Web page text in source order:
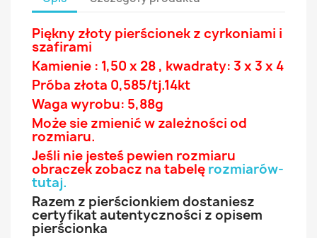
Piękny złoty pierścionek z cyrkoniami i
szafirami
Kamienie : 1,50 x 28 , kwadraty: 3 x 3 x 4
Próba złota 0,585/tj.14kt
Waga wyrobu: 5,88g
Może sie zmienić w zależności od
rozmiaru.
Jeśli nie jesteś pewien rozmiaru
obraczek zobacz na tabelę rozmiarów-
tutaj.
Razem z pierścionkiem dostaniesz
certyfikat autentyczności z opisem
pierścionka